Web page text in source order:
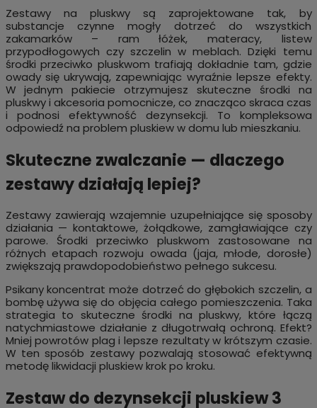
Zestawy na pluskwy są zaprojektowane tak, by
substancje czynne mogły dotrzeć do wszystkich
zakamarków – ram łóżek, materacy, listew
przypodłogowych czy szczelin w meblach. Dzięki temu
środki przeciwko pluskwom trafiają dokładnie tam, gdzie
owady się ukrywają, zapewniając wyraźnie lepsze efekty.
W jednym pakiecie otrzymujesz skuteczne środki na
pluskwy i akcesoria pomocnicze, co znacząco skraca czas
i podnosi efektywność dezynsekcji. To kompleksowa
odpowiedź na problem pluskiew w domu lub mieszkaniu.
Skuteczne zwalczanie — dlaczego
zestawy działają lepiej?
Zestawy zawierają wzajemnie uzupełniające się sposoby
działania — kontaktowe, żołądkowe, zamgławiające czy
parowe. Środki przeciwko pluskwom zastosowane na
różnych etapach rozwoju owada (jaja, młode, dorosłe)
zwiększają prawdopodobieństwo pełnego sukcesu.
Psikany koncentrat może dotrzeć do głębokich szczelin, a
bombę używa się do objęcia całego pomieszczenia. Taka
strategia to skuteczne środki na pluskwy, które łączą
natychmiastowe działanie z długotrwałą ochroną. Efekt?
Mniej powrotów plag i lepsze rezultaty w krótszym czasie.
W ten sposób zestawy pozwalają stosować efektywną
metodę likwidacji pluskiew krok po kroku.
Zestaw do dezynsekcji pluskiew 3